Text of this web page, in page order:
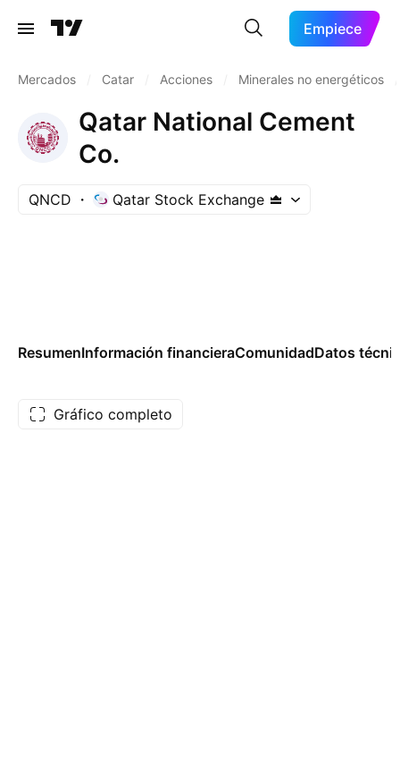
Empiece
Mercados Catar Acciones Minerales no energéticos
Qatar National Cement
Co.
QNCD Qatar Stock Exchange
ResumenInformación financieraComunidadDatos
Gráfico completo